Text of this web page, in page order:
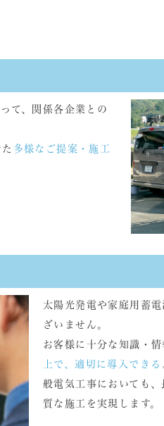
て、関係各企業との
多様なご提案・施工
太陽光発電や家庭用蓄
ざいません。
お客様に十分な知識・情
上で、適切に導入できる
般電気工事においても
質な施工を実現します。